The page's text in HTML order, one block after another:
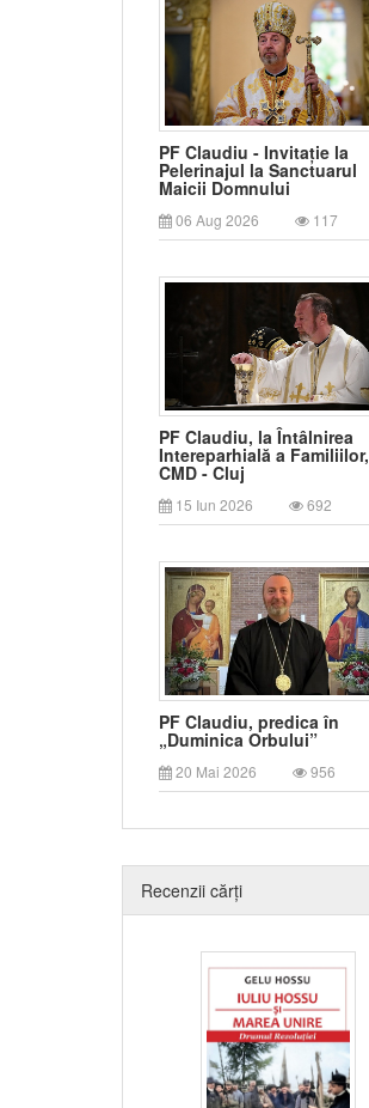
PF Claudiu - Invitație la
Pelerinajul la Sanctuarul
Maicii Domnului
06 Aug 2026 117
PF Claudiu, la Întâlnirea
Intereparhială a Familiilor,
CMD - Cluj
15 Iun 2026 692
PF Claudiu, predica în
„Duminica Orbului”
20 Mai 2026 956
Recenzii cărți